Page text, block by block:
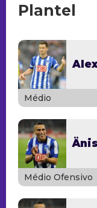
Plantel
Médio
Médio Ofensivo